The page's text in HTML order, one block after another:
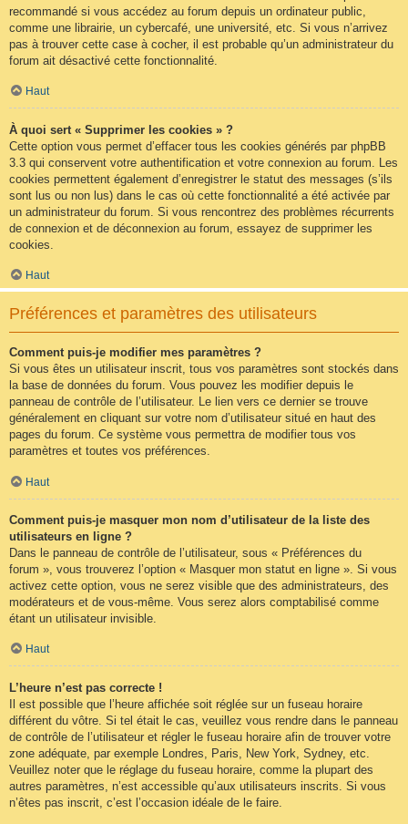
recommandé si vous accédez au forum depuis un ordinateur public,
comme une librairie, un cybercafé, une université, etc. Si vous n’arrivez
pas à trouver cette case à cocher, il est probable qu’un administrateur du
forum ait désactivé cette fonctionnalité.
Haut
À quoi sert « Supprimer les cookies » ?
Cette option vous permet d’effacer tous les cookies générés par phpBB
3.3 qui conservent votre authentification et votre connexion au forum. Les
cookies permettent également d’enregistrer le statut des messages (s’ils
sont lus ou non lus) dans le cas où cette fonctionnalité a été activée par
un administrateur du forum. Si vous rencontrez des problèmes récurrents
de connexion et de déconnexion au forum, essayez de supprimer les
cookies.
Haut
Préférences et paramètres des utilisateurs
Comment puis-je modifier mes paramètres ?
Si vous êtes un utilisateur inscrit, tous vos paramètres sont stockés dans
la base de données du forum. Vous pouvez les modifier depuis le
panneau de contrôle de l’utilisateur. Le lien vers ce dernier se trouve
généralement en cliquant sur votre nom d’utilisateur situé en haut des
pages du forum. Ce système vous permettra de modifier tous vos
paramètres et toutes vos préférences.
Haut
Comment puis-je masquer mon nom d’utilisateur de la liste des
utilisateurs en ligne ?
Dans le panneau de contrôle de l’utilisateur, sous « Préférences du
forum », vous trouverez l’option « Masquer mon statut en ligne ». Si vous
activez cette option, vous ne serez visible que des administrateurs, des
modérateurs et de vous-même. Vous serez alors comptabilisé comme
étant un utilisateur invisible.
Haut
L’heure n’est pas correcte !
Il est possible que l’heure affichée soit réglée sur un fuseau horaire
différent du vôtre. Si tel était le cas, veuillez vous rendre dans le panneau
de contrôle de l’utilisateur et régler le fuseau horaire afin de trouver votre
zone adéquate, par exemple Londres, Paris, New York, Sydney, etc.
Veuillez noter que le réglage du fuseau horaire, comme la plupart des
autres paramètres, n’est accessible qu’aux utilisateurs inscrits. Si vous
n’êtes pas inscrit, c’est l’occasion idéale de le faire.